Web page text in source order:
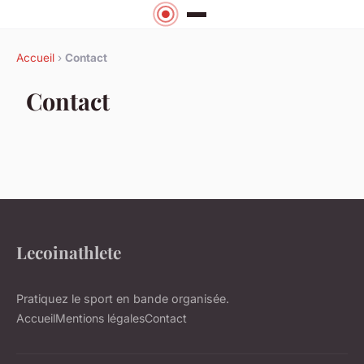
Accueil › Contact
Contact
Lecoinathlete
Pratiquez le sport en bande organisée.
AccueilMentions légalesContact